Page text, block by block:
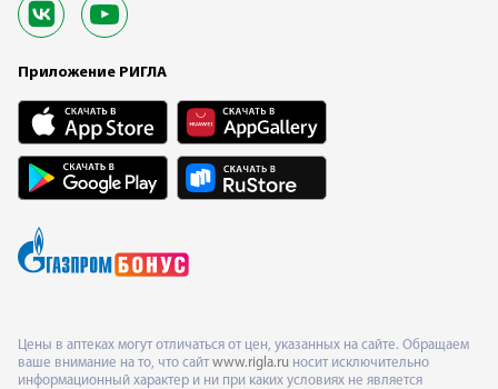
Приложение РИГЛА
Цены в аптеках могут отличаться от цен, указанных на сайте. Обращаем
ваше внимание на то, что сайт www.rigla.ru носит исключительно
информационный характер и ни при каких условиях не является